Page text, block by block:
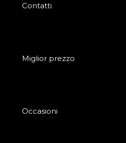
Contatti
Miglior prezzo
Occasioni